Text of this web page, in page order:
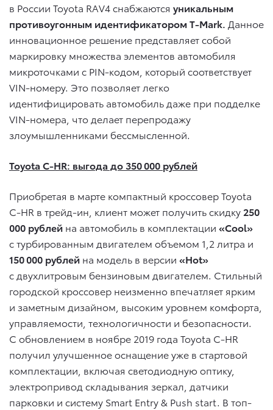
в России Toyota RAV4 снабжаются уникальным
противоугонным идентификатором T-Mark. Данное
инновационное решение представляет собой
маркировку множества элементов автомобиля
микроточками с PIN-кодом, который соответствует
VIN-номеру. Это позволяет легко
идентифицировать автомобиль даже при подделке
VIN-номера, что делает перепродажу
злоумышленниками бессмысленной.
Toyota C-HR: выгода до 350 000 рублей
Приобретая в марте компактный кроссовер Toyota
C-HR в трейд-ин, клиент может получить скидку 250
000 рублей на автомобиль в комплектации «Cool»
с турбированным двигателем объемом 1,2 литра и
150 000 рублей на модель в версии «Hot»
с двухлитровым бензиновым двигателем. Стильный
городской кроссовер неизменно впечатляет ярким
и заметным дизайном, высоким уровнем комфорта,
управляемости, технологичности и безопасности.
С обновлением в ноябре 2019 года Toyota C-HR
получил улучшенное оснащение уже в стартовой
комплектации, включая светодиодную оптику,
электропривод складывания зеркал, датчики
парковки и систему Smart Entry & Push start. В топ-